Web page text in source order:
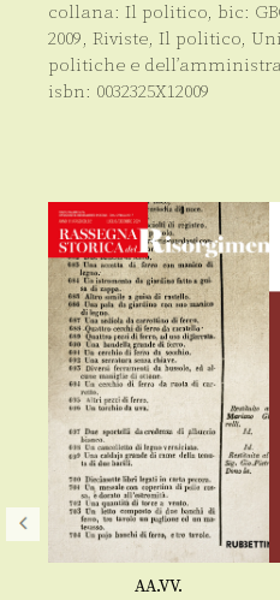
collana: Il politico, bic:
2009, Riviste, Il politico,
politiche e
isbn: 0032325X12009
AA.VV.